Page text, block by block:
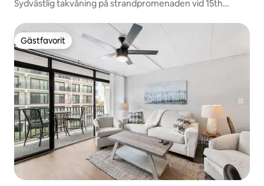
Sydvästlig takvåning på strandpromenaden vid 15th
Gästfavorit
Gästfavorit